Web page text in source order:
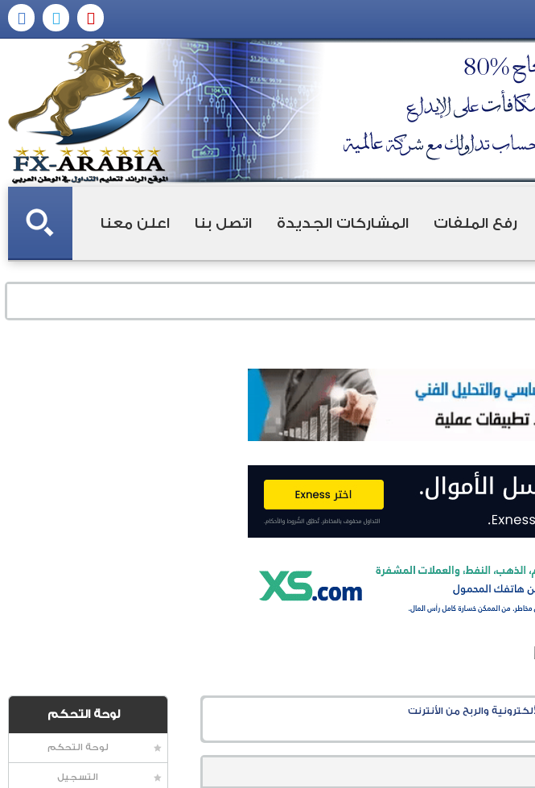
رفع الملفات المشاركات الجديدة اتصل بنا اعلن معنا
لوحة التحكم
لوحة التحكم
التسجيل
والربح من الأنترنت